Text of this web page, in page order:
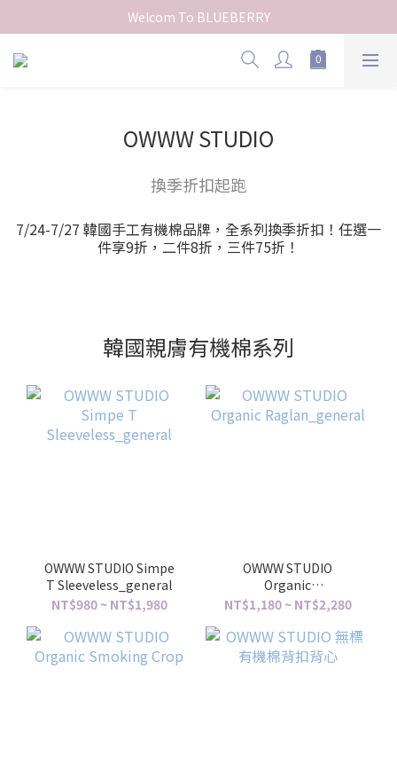
Welcom To BLUEBERRY
OWWW STUDIO
換季折扣起跑
7/24-7/27 韓國手工有機棉品牌，全系列換季折扣！任選一
件享9折，二件8折，三件75折！
韓國親膚有機棉系列
OWWW STUDIO Simpe
T Sleeveless_general
NT$980 ~ NT$1,980
OWWW STUDIO
Organic
Raglan_general
NT$1,180 ~ NT$2,280